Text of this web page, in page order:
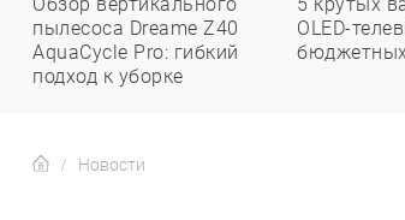
пылесоса Dreame Z40
AquaCycle Pro: гибкий
подход к уборке
OLED-
Новости